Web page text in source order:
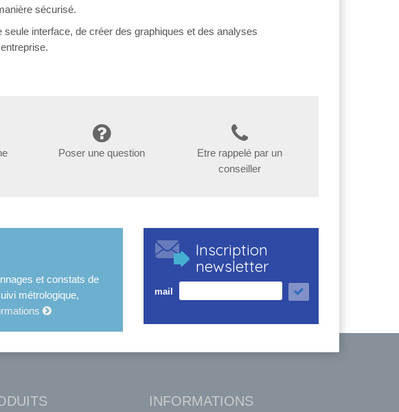
sécurisé.
interface, de créer des graphiques et des analyses
Poser une question
Etre rappelé par un
conseiller
et constats de
métrologique,
Inscription
newsletter
mail
INFORMATIONS